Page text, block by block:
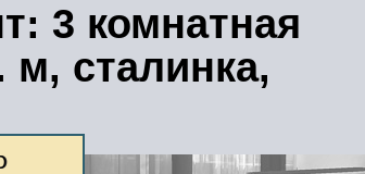
3 комнатная
м, сталинка,